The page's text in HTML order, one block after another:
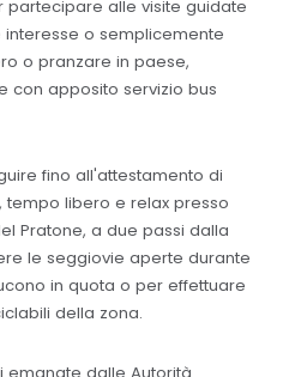
partecipare alle visite guidate
o semplicemente
o pranzare in paese,
con apposito servizio bus
fino all'attestamento di
tempo libero e relax presso
Pratone, a due passi dalla
le seggiovie aperte durante
in quota o per effettuare
della zona.